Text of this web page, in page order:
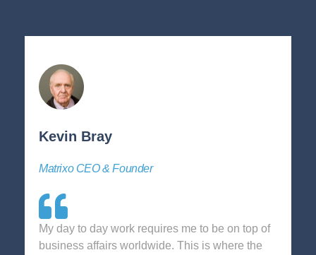
Kevin Bray
Matrixo CEO & Founder
My day to day work requires me to be on top of
business affairs worldwide. This is where the